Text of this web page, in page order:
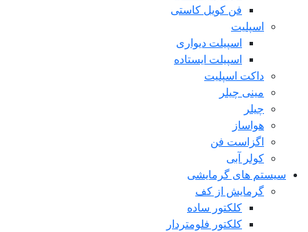
فن کویل کاستی
اسپلیت
اسپیلت دیواری
اسپیلت ایستاده
داکت اسپلیت
مینی چیلر
چیلر
هواساز
اگزاست فن
کولر آبی
سیستم های گرمایشی
گرمایش از کف
کلکتور ساده
کلکتور فلومتردار